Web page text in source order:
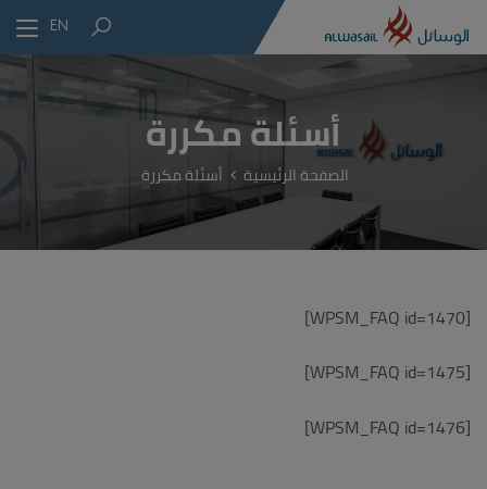
EN
أسئلة مكررة
الصفحة الرئيسية أسئلة مكررة
[WPSM_FAQ id=1470]
[WPSM_FAQ id=1475]
[WPSM_FAQ id=1476]